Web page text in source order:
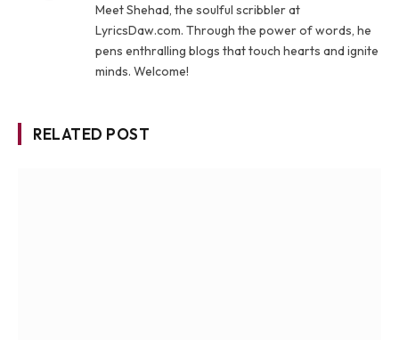
Meet Shehad, the soulful scribbler at
LyricsDaw.com. Through the power of words, he
pens enthralling blogs that touch hearts and ignite
minds. Welcome!
RELATED POST